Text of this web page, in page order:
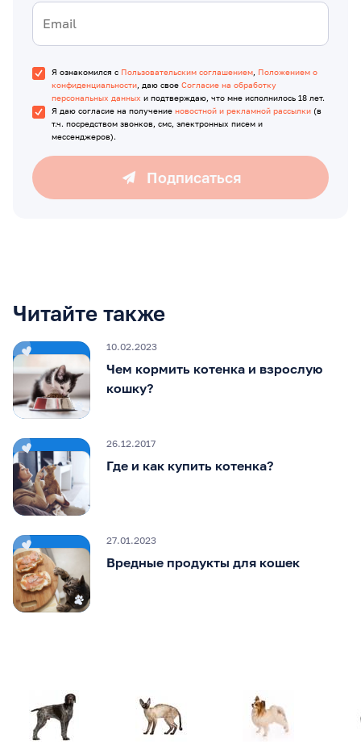
Я ознакомился с Пользовательским соглашением, Положением о
конфиденциальности, даю свое Согласие на обработку
персональных данных и подтверждаю, что мне исполнилось 18 лет.
Я даю согласие на получение новостной и рекламной рассылки (в
т.ч. посредством звонков, смс, электронных писем и
мессенджеров).
Подписаться
Читайте также
10.02.2023
Чем кормить котенка и взрослую
кошку?
26.12.2017
Где и как купить котенка?
27.01.2023
Вредные продукты для кошек